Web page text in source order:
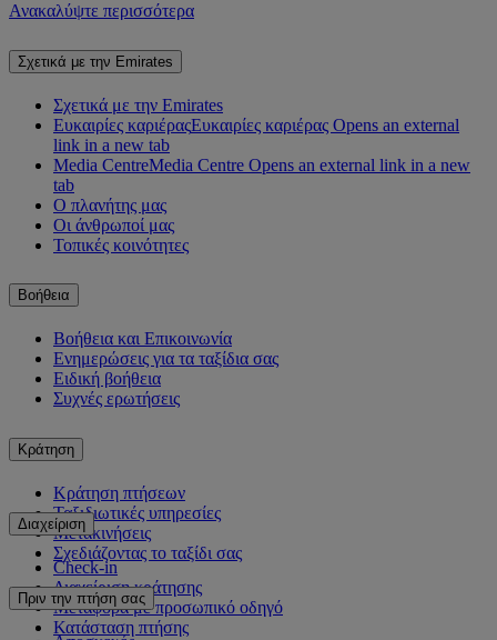
Ανακαλύψτε περισσότερα
Σχετικά με την Emirates
Σχετικά με την Emirates
Ευκαιρίες καριέραςΕυκαιρίες καριέρας Opens an external
link in a new tab
Media CentreMedia Centre Opens an external link in a new
tab
Ο πλανήτης μας
Οι άνθρωποί μας
Τοπικές κοινότητες
Βοήθεια
Βοήθεια και Επικοινωνία
Ενημερώσεις για τα ταξίδια σας
Ειδική βοήθεια
Συχνές ερωτήσεις
Κράτηση
Κράτηση πτήσεων
Ταξιδιωτικές υπηρεσίες
Μετακινήσεις
Σχεδιάζοντας το ταξίδι σας
Διαχείριση
Check-in
Διαχείριση κράτησης
Μεταφορά με προσωπικό οδηγό
Κατάσταση πτήσης
Πριν την πτήση σας